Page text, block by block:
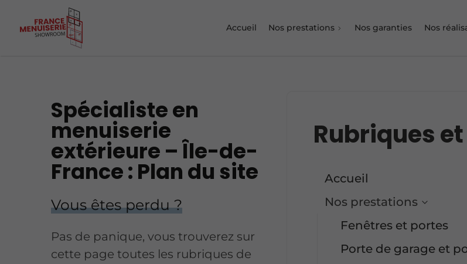
Accueil Nos prestations Nos garanties Nos
Spécialiste en
menuiserie
extérieure – Île-de-
France : Plan du site
Vous êtes perdu ?
Pas de panique, vous trouverez sur
cette page toutes les rubriques de
Rubriques
Accueil
Nos prestations
Fenêtres et portes
Porte de garage et